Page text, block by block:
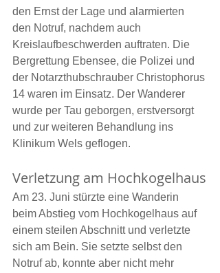
den Ernst der Lage und alarmierten
den Notruf, nachdem auch
Kreislaufbeschwerden auftraten. Die
Bergrettung Ebensee, die Polizei und
der Notarzthubschrauber Christophorus
14 waren im Einsatz. Der Wanderer
wurde per Tau geborgen, erstversorgt
und zur weiteren Behandlung ins
Klinikum Wels geflogen.
Verletzung am Hochkogelhaus
Am 23. Juni stürzte eine Wanderin
beim Abstieg vom Hochkogelhaus auf
einem steilen Abschnitt und verletzte
sich am Bein. Sie setzte selbst den
Notruf ab, konnte aber nicht mehr